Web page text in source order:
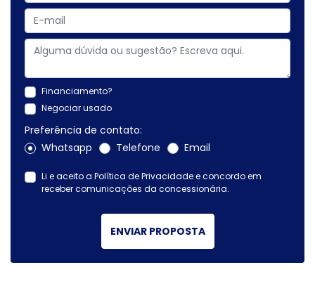
Financiamento?
Negociar usado
Preferência de contato:
Whatsapp
Telefone Email
Li e aceito a Política de Privacidadee concordo em
receber comunicações da concessionária.
ENVIAR PROPOSTA